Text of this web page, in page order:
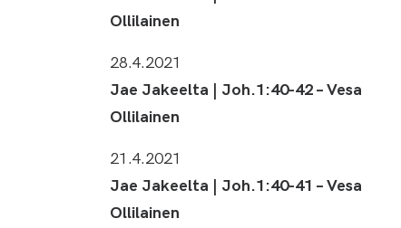
Ollilainen
28.4.2021
Jae Jakeelta | Joh.1:40-42 – Vesa
Ollilainen
21.4.2021
Jae Jakeelta | Joh.1:40-41 – Vesa
Ollilainen